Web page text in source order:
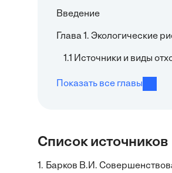
Введение
Глава 1. Экологические
1.1 Источники и виды
Показать все главы
Список источников
1. Барков В.И.